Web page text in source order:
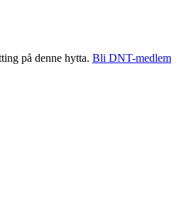
på denne hytta. Bli DNT-medlem